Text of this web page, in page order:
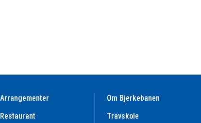
Arrangementer
Restaurant
Om Bjerkebanen
Travskole